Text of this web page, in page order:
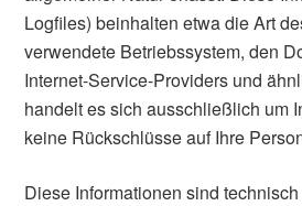
Logfiles) beinhalten etwa die Art
verwendete Betriebssystem, den
Internet-Service-Providers und
handelt es sich ausschließlich um
keine Rückschlüsse auf Ihre
Diese Informationen sind